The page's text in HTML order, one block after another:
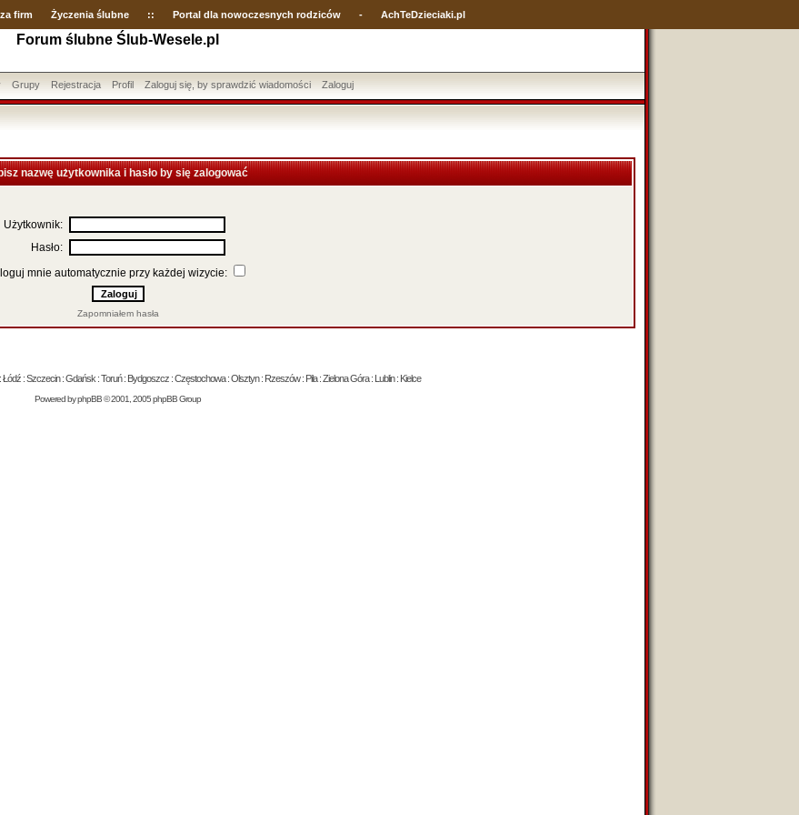
firm Życzenia ślubne :: Portal dla nowoczesnych rodziców - AchTeDzieciaki.pl
Forum ślubne Ślub-Wesele.pl
Grupy Rejestracja Profil Zaloguj się, by sprawdzić wiadomości Zaloguj
nazwę użytkownika i hasło by się zalogować
Użytkownik:
Hasło:
mnie automatycznie przy każdej wizycie:
Zapomniałem hasła
: Szczecin : Gdańsk : Toruń : Bydgoszcz : Częstochowa : Olsztyn : Rzeszów : Piła : Zielona Góra : Lublin : Kielce
Powered byphpBB© 2001, 2005 phpBB Group